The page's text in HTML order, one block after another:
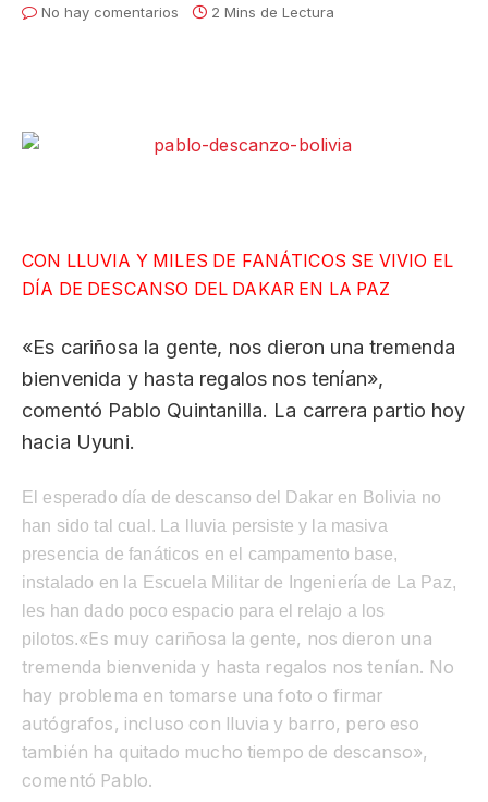
No hay comentarios
2 Mins de Lectura
CON LLUVIA Y MILES DE FANÁTICOS SE VIVIO EL
DÍA DE DESCANSO DEL DAKAR EN LA PAZ
«Es cariñosa la gente, nos dieron una tremenda
bienvenida y hasta regalos nos tenían»,
comentó Pablo Quintanilla. La carrera partio hoy
hacia Uyuni.
El esperado día de descanso del Dakar en Bolivia no
han sido tal cual. La lluvia persiste y la masiva
presencia de fanáticos en el campamento base,
instalado en la Escuela Militar de Ingeniería de La Paz,
les han dado poco espacio para el relajo a los
pilotos.«Es muy cariñosa la gente, nos dieron una
tremenda bienvenida y hasta regalos nos tenían. No
hay problema en tomarse una foto o firmar
autógrafos, incluso con lluvia y barro, pero eso
también ha quitado mucho tiempo de descanso»,
comentó Pablo.